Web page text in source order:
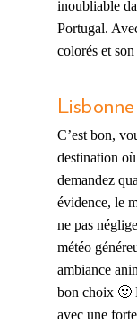
inoubliable
Portugal.
colorés et
C’est bon,
destination
demandez
évidence, le
ne pas
météo
ambiance
bon choix 🙂
avec une